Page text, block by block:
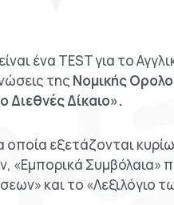
ένα TEST για το
της Νομικής
Διεθνές Δίκαιο».
εξετάζονται
«Εμπορικά Συμβόλαια»
και το